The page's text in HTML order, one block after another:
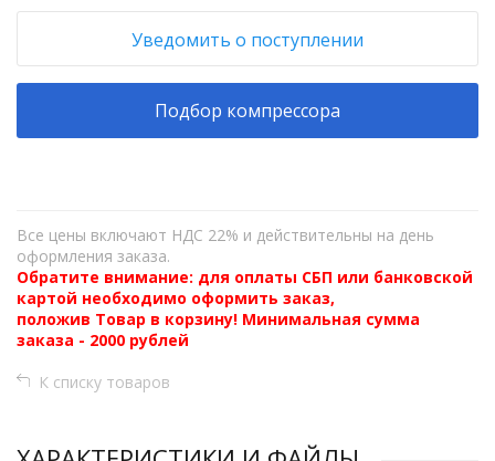
Уведомить о поступлении
Подбор компрессора
Все цены включают НДС 22% и действительны на день
оформления заказа.
Обратите внимание: для оплаты СБП или банковской
картой необходимо оформить заказ,
положив Товар в корзину! Минимальная сумма
заказа - 2000 рублей
К списку товаров